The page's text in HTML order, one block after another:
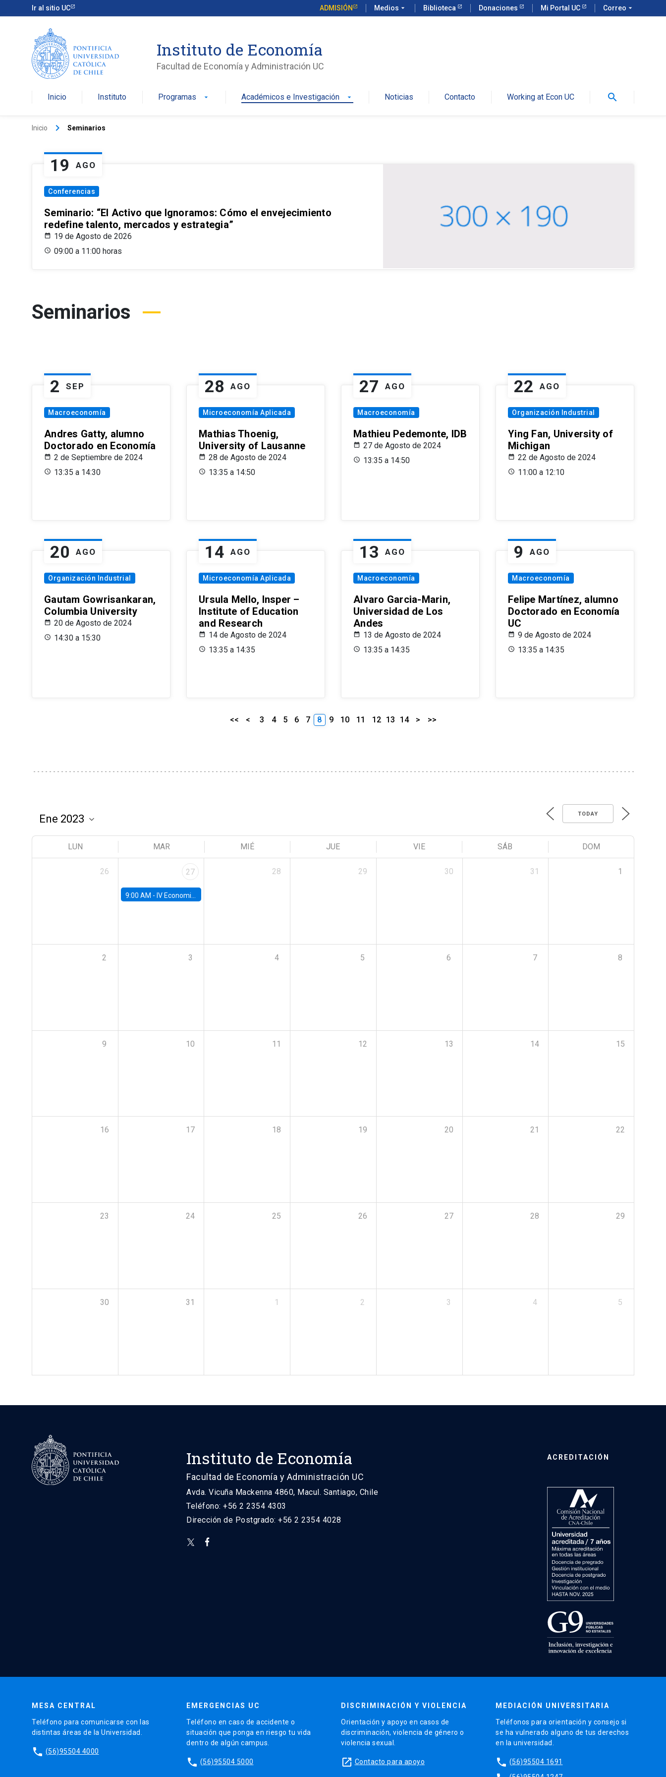
Ir al sitio UC ADMISIÓN Medios arrow_drop_down Biblioteca Donaciones Mi Portal UC Correo arrow_drop_down
Instituto de Economía
Facultad de Economía y Administración UC
Inicio Instituto Programas arrow_drop_down Académicos e Investigación arrow_drop_down Noticias Contacto Working at Econ UC search
Inicio keyboard_arrow_right Seminarios
19 AGO
Conferencias
Seminario: “El Activo que Ignoramos: Cómo el envejecimiento
redefine talento, mercados y estrategia”
19 de Agosto de 2026
09:00 a 11:00 horas
Seminarios
2 SEP
Macroeconomía
Andres Gatty, alumno
Doctorado en Economía
2 de Septiembre de 2024
13:35 a 14:30
28 AGO
Microeconomía Aplicada
Mathias Thoenig,
University of Lausanne
28 de Agosto de 2024
13:35 a 14:50
27 AGO
Macroeconomía
Mathieu Pedemonte, IDB
27 de Agosto de 2024
13:35 a 14:50
22 AGO
Organización Industrial
Ying Fan, University of
Michigan
22 de Agosto de 2024
11:00 a 12:10
20 AGO
Organización Industrial
Gautam Gowrisankaran,
Columbia University
20 de Agosto de 2024
14:30 a 15:30
14 AGO
Microeconomía Aplicada
Ursula Mello, Insper –
Institute of Education
and Research
14 de Agosto de 2024
13:35 a 14:35
13 AGO
Macroeconomía
Alvaro Garcia-Marin,
Universidad de Los
Andes
13 de Agosto de 2024
13:35 a 14:35
9 AGO
Macroeconomía
Felipe Martínez, alumno
Doctorado en Economía
UC
9 de Agosto de 2024
13:35 a 14:35
<< < 3 4 5 6 7 8 9 10 11 12 13 14 > >>
TODAY
LUN MAR MIÉ JUE VIE SÁB DOM
26 27
9:00 AM - IV Economics Alumni Workshop
28 29 30 31 1
2 3 4 5 6 7 8
9 10 11 12 13 14 15
16 17 18 19 20 21 22
23 24 25 26 27 28 29
30 31 1 2 3 4 5
Instituto de Economía
Facultad de Economía y Administración UC
Avda. Vicuña Mackenna 4860, Macul. Santiago, Chile
Teléfono: +56 2 2354 4303
Dirección de Postgrado: +56 2 2354 4028
ACREDITACIÓN
MESA CENTRAL
Teléfono para comunicarse con las
distintas áreas de la Universidad.
phone (56)95504 4000
EMERGENCIAS UC
Teléfono en caso de accidente o
situación que ponga en riesgo tu vida
dentro de algún campus.
phone (56)95504 5000
DISCRIMINACIÓN Y VIOLENCIA
Orientación y apoyo en casos de
discriminación, violencia de género o
violencia sexual.
launch Contacto para apoyo
MEDIACIÓN UNIVERSITARIA
Teléfonos para orientación y consejo si
se ha vulnerado alguno de tus derechos
en la universidad.
phone (56)95504 1691